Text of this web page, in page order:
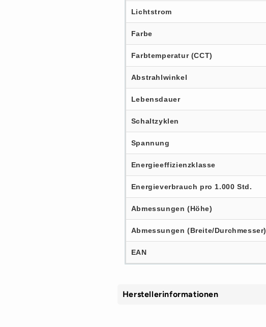
Lichtstrom
Farbe
Farbtemperatur (CCT)
Abstrahlwinkel
Lebensdauer
Schaltzyklen
Spannung
Energieeffizienzklasse
Energieverbrauch pro 1.000 Std.
Abmessungen (Höhe)
Abmessungen (Breite/Durchmesser)
EAN
Herstellerinformationen